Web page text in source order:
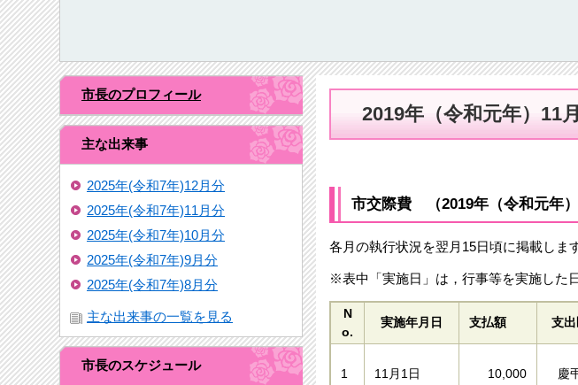
市長のプロフィール
主な出来事
2025年(令和7年)12月分
2025年(令和7年)11月分
2025年(令和7年)10月分
2025年(令和7年)9月分
2025年(令和7年)8月分
主な出来事の一覧を見る
市長のスケジュール
2019年（令和元年）11
市交際費 （2019年（令和元年）
各月の執行状況を翌月15日頃に掲載します
※表中「実施日」は，行事等を実施した
N
o.
実施年月日 支払額 支
1 11月1日 10,000 慶